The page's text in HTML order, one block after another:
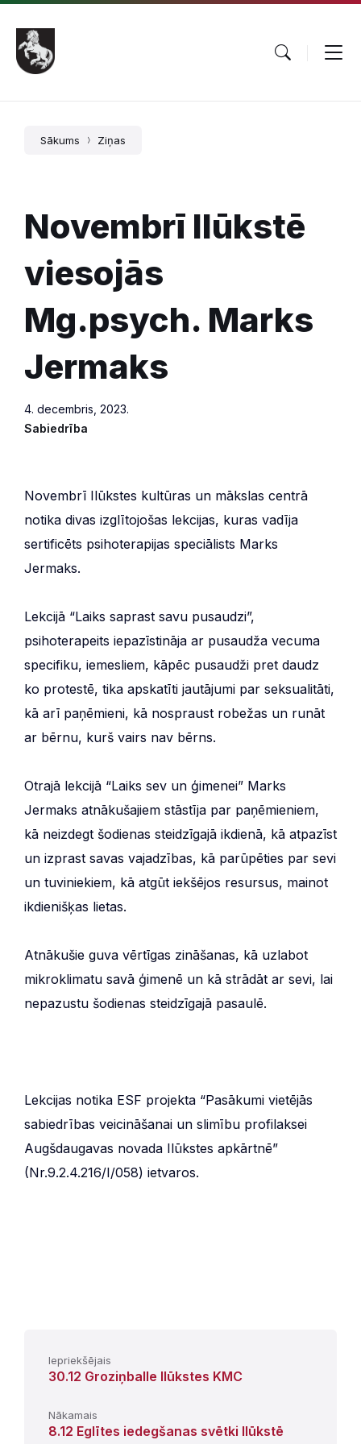
Pāriet
saturu
Skip
main
navigation
Skip
footer
Sākums Ziņas
Novembrī Ilūkstē
viesojās
Mg.psych. Marks
Jermaks
4. decembris, 2023.
Sabiedrība
Novembrī Ilūkstes kultūras un mākslas centrā
notika divas izglītojošas lekcijas, kuras vadīja
sertificēts psihoterapijas speciālists Marks
Jermaks.
Lekcijā “Laiks saprast savu pusaudzi”,
psihoterapeits iepazīstināja ar pusaudža vecuma
specifiku, iemesliem, kāpēc pusaudži pret daudz
ko protestē, tika apskatīti jautājumi par seksualitāti,
kā arī paņēmieni, kā nospraust robežas un runāt
ar bērnu, kurš vairs nav bērns.
Otrajā lekcijā “Laiks sev un ģimenei” Marks
Jermaks atnākušajiem stāstīja par paņēmieniem,
kā neizdegt šodienas steidzīgajā ikdienā, kā atpazīst
un izprast savas vajadzības, kā parūpēties par sevi
un tuviniekiem, kā atgūt iekšējos resursus, mainot
ikdienišķas lietas.
Atnākušie guva vērtīgas zināšanas, kā uzlabot
mikroklimatu savā ģimenē un kā strādāt ar sevi, lai
nepazustu šodienas steidzīgajā pasaulē.
Lekcijas notika ESF projekta “Pasākumi vietējās
sabiedrības veicināšanai un slimību profilaksei
Augšdaugavas novada Ilūkstes apkārtnē”
(Nr.9.2.4.216/I/058) ietvaros.
Iepriekšējais
30.12 Groziņballe Ilūkstes KMC
Nākamais
8.12 Eglītes iedegšanas svētki Ilūkstē